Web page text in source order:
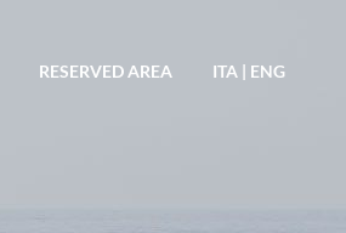
RESERVED AREA ITA | ENG